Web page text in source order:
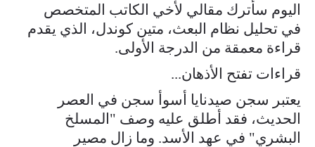
اليوم سأترك مقالي لأخي الكاتب المتخصص
في تحليل نظام البعث، متين كوندل، الذي يقدم
قراءة معمقة من الدرجة الأولى.
قراءات تفتح الأذهان...
يعتبر سجن صيدنايا أسوأ سجن في العصر
الحديث، فقد أطلق عليه وصف "المسلخ
البشري" في عهد الأسد. وما زال مصير